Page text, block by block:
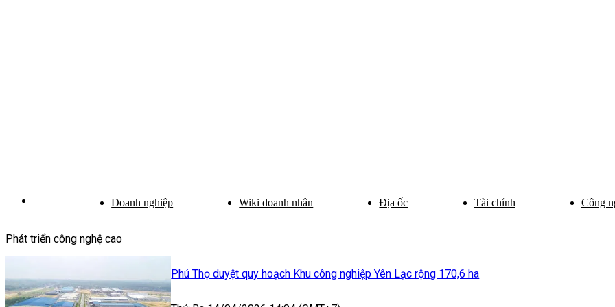
Doanh nghiệp Wiki doanh nhân Địa ốc Tài chính Công
Phát triển công nghệ cao
Phú Thọ duyệt quy hoạch Khu công nghiệp Yên Lạc rộng 170,6 ha